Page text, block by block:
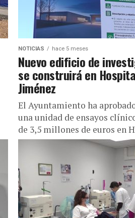
NOTICIAS hace 5 meses
Nuevo edificio de
se construirá en
Jiménez
El Ayuntamiento ha
una unidad de ensayos
de 3,5 millones de euros en